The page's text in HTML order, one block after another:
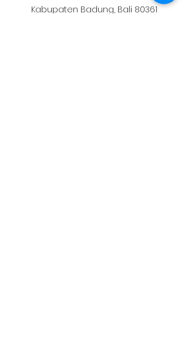
Kabupaten Badung, Bali 80361